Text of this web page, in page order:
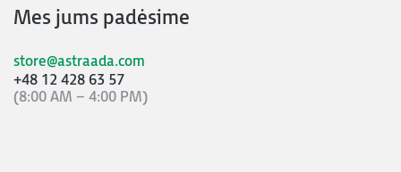
Mes jums padėsime
store@astraada.com
+48 12 428 63 57
(8:00 AM – 4:00 PM)